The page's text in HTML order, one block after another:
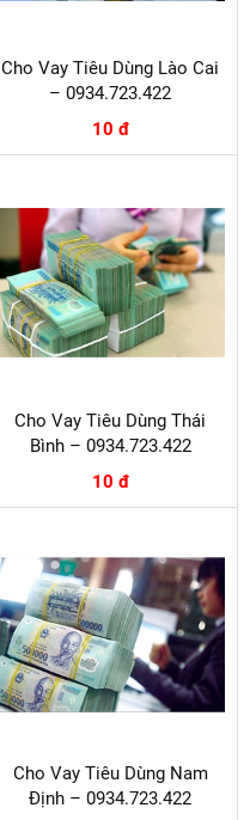
Cho Vay Tiêu Dùng Lào Cai
– 0934.723.422
10 đ
Cho Vay Tiêu Dùng Thái
Bình – 0934.723.422
10 đ
Cho Vay Tiêu Dùng Nam
Định – 0934.723.422